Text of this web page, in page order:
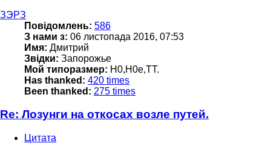
ЗЭРЗ
Повідомлень: 586
З нами з: 06 листопада 2016, 07:53
Имя: Дмитрий
Звідки: Запорожье
Мой типоразмер: Н0,Н0е,TT.
Has thanked: 420 times
Been thanked: 275 times
Re: Лозунги на откосах возле путей.
Цитата